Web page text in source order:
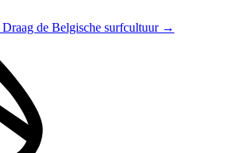
de Belgische surfcultuur →